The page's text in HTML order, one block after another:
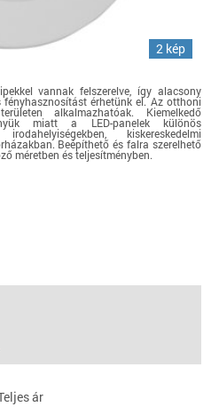
2 kép
vannak felszerelve, így alacsony
érhetünk el. Az otthoni
alkalmazhatóak. Kiemelkedő
miatt a LED-panelek különös
kiskereskedelmi
Beépíthető és falra szerelhető
méretben és teljesítményben.
ár